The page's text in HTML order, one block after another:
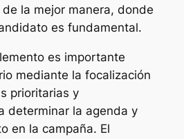
la mejor manera, donde
es fundamental.
es importante
mediante la focalización
prioritarias y
determinar la agenda y
en la campaña. El